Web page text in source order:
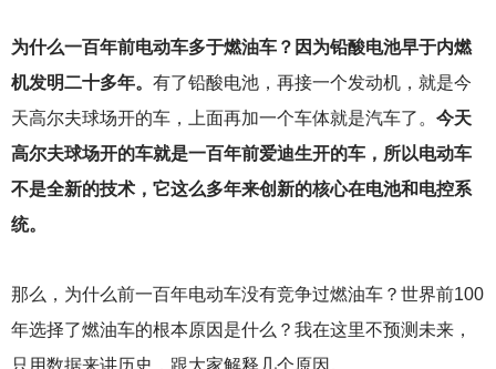
为什么一百年前电动车多于燃油车？因为铅酸电池早于内燃
机发明二十多年。 有了铅酸电池，再接一个发动机，就是今
天高尔夫球场开的车，上面再加一个车体就是汽车了。 今天
高尔夫球场开的车就是一百年前爱迪生开的车，所以电动车
不是全新的技术，它这么多年来创新的核心在电池和电控系
统。
那么，为什么前一百年电动车没有竞争过燃油车？世界前100
年选择了燃油车的根本原因是什么？我在这里不预测未来，
只用数据来讲历史，跟大家解释几个原因。